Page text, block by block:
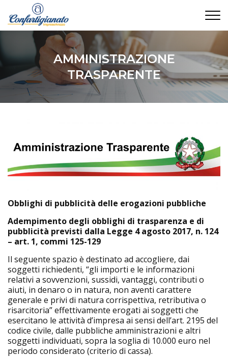
AMMINISTRAZIONE
TRASPARENTE
Obblighi di pubblicità delle erogazioni pubbliche
Adempimento degli obblighi di trasparenza e di
pubblicità previsti dalla Legge 4 agosto 2017, n. 124
– art. 1, commi 125-129
Il seguente spazio è destinato ad accogliere, dai
soggetti richiedenti, “gli importi e le informazioni
relativi a sovvenzioni, sussidi, vantaggi, contributi o
aiuti, in denaro o in natura, non aventi carattere
generale e privi di natura corrispettiva, retributiva o
risarcitoria” effettivamente erogati ai soggetti che
esercitano le attività d’impresa ai sensi dell’art. 2195 del
codice civile, dalle pubbliche amministrazioni e altri
soggetti individuati, sopra la soglia di 10.000 euro nel
periodo considerato (criterio di cassa).